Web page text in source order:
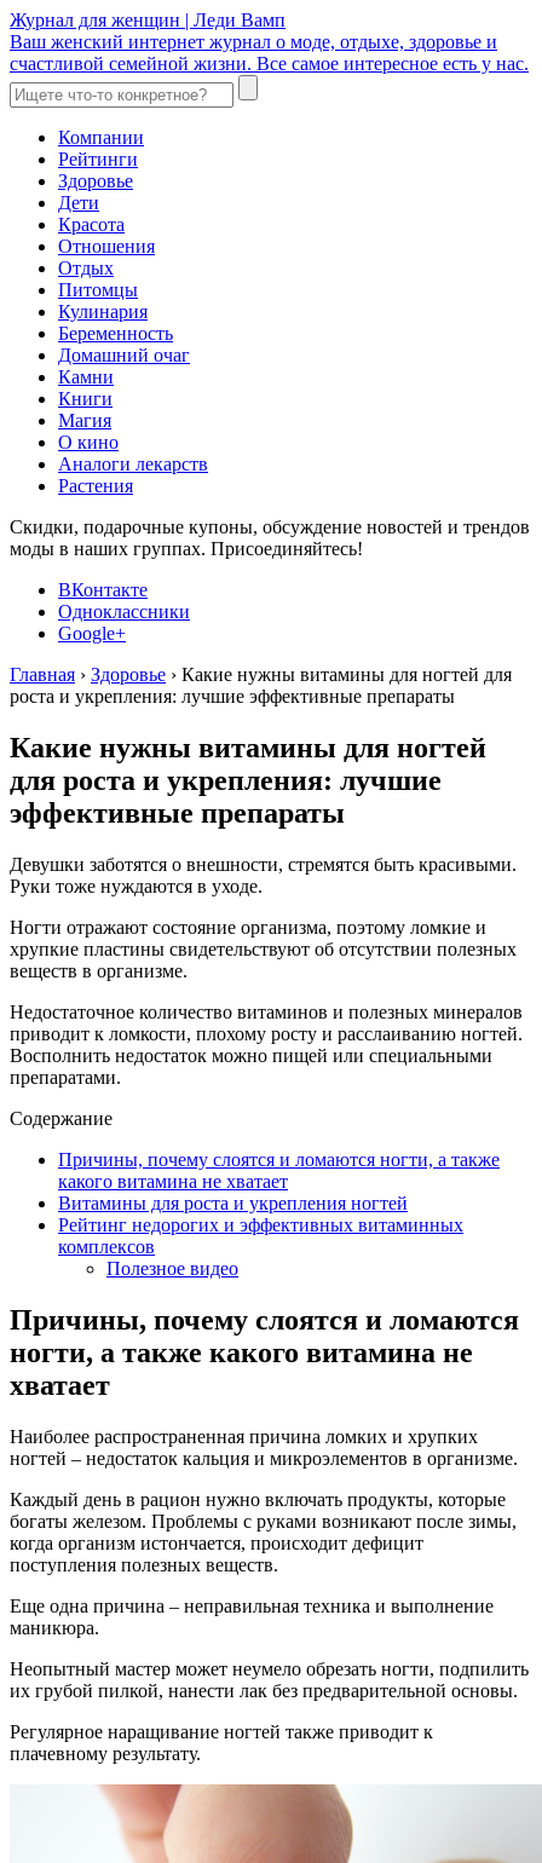
Журнал для женщин | Леди Вамп
Ваш женский интернет журнал о моде, отдыхе, здоровье и
счастливой семейной жизни. Все самое интересное есть у нас.
Компании
Рейтинги
Здоровье
Дети
Красота
Отношения
Отдых
Питомцы
Кулинария
Беременность
Домашний очаг
Камни
Книги
Магия
О кино
Аналоги лекарств
Растения
Скидки, подарочные купоны, обсуждение новостей и трендов
моды в наших группах. Присоединяйтесь!
ВКонтакте
Одноклассники
Google+
Главная › Здоровье › Какие нужны витамины для ногтей для
роста и укрепления: лучшие эффективные препараты
Какие нужны витамины для ногтей
для роста и укрепления: лучшие
эффективные препараты
Девушки заботятся о внешности, стремятся быть красивыми.
Руки тоже нуждаются в уходе.
Ногти отражают состояние организма, поэтому ломкие и
хрупкие пластины свидетельствуют об отсутствии полезных
веществ в организме.
Недостаточное количество витаминов и полезных минералов
приводит к ломкости, плохому росту и расслаиванию ногтей.
Восполнить недостаток можно пищей или специальными
препаратами.
Содержание
Причины, почему слоятся и ломаются ногти, а также
какого витамина не хватает
Витамины для роста и укрепления ногтей
Рейтинг недорогих и эффективных витаминных
комплексов
Полезное видео
Причины, почему слоятся и ломаются
ногти, а также какого витамина не
хватает
Наиболее распространенная причина ломких и хрупких
ногтей – недостаток кальция и микроэлементов в организме.
Каждый день в рацион нужно включать продукты, которые
богаты железом. Проблемы с руками возникают после зимы,
когда организм истончается, происходит дефицит
поступления полезных веществ.
Еще одна причина – неправильная техника и выполнение
маникюра.
Неопытный мастер может неумело обрезать ногти, подпилить
их грубой пилкой, нанести лак без предварительной основы.
Регулярное наращивание ногтей также приводит к
плачевному результату.